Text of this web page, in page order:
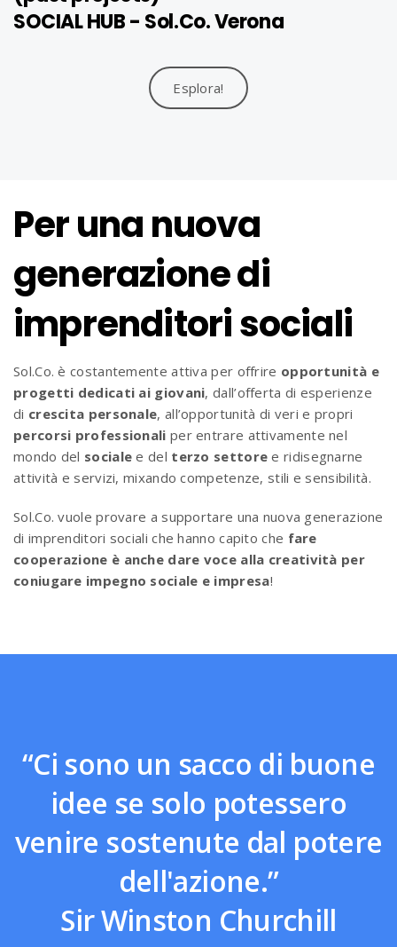
SOCIAL HUB - Sol.Co. Verona
Esplora!
Per una nuova
generazione di
imprenditori sociali
Sol.Co. è costantemente attiva per offrire opportunità e
progetti dedicati ai giovani, dall’offerta di esperienze
di crescita personale, all’opportunità di veri e propri
percorsi professionali per entrare attivamente nel
mondo del sociale e del terzo settore e ridisegnarne
attività e servizi, mixando competenze, stili e sensibilità.
Sol.Co. vuole provare a supportare una nuova generazione
di imprenditori sociali che hanno capito che fare
cooperazione è anche dare voce alla creatività per
coniugare impegno sociale e impresa!
“Ci sono un sacco di buone
idee se solo potessero
venire sostenute dal potere
dell'azione.”
Sir Winston Churchill